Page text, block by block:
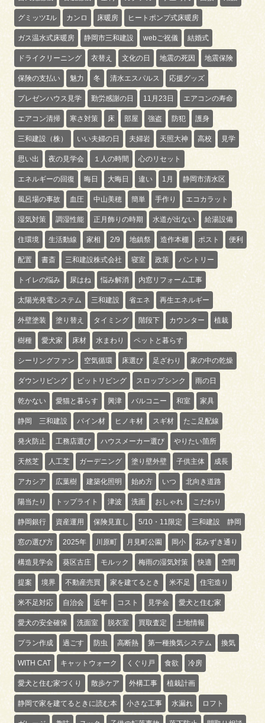
グミッツｴル カンロ 床暖房 ヒートポンプ式床暖房
ガス温水式床暖房 静岡市三和建設 webご祝儀 結婚式
ドライクリーニング 衣替え 文化の日 地震の死因 地震保険
保険の支払い 魅力 冬 清水エスパルス 応援グッズ
プレゼンハウス見学 勤労感謝の日 11月23日 エアコンの寿命
エアコン清掃 寒さ対策 床 部屋 強盗 防犯 護身
三和建設（株） いい夫婦の日 夫婦岩 天照大神 高校 見学
思い出 夜の見学会 １人の時間 心のリセット
エネルギーの回復 晦日 大晦日 違い 1月 静岡市清水区
風呂場の事故 血圧 中山美穂 簡単 手作り エコカラット
湿気対策 調湿性能 正月飾りの時期 水道が出ない 給湯設備
住環境 生活動線 家相 2/9 地鎮祭 造作本棚 ポスト 便利
配置 書斎 三和建設株式会社 寝室 政策 パントリー
トイレの悩み 尿はね 悩み解消 内窓リフォーム工事
太陽光発電システム 三和建設 省エネ 再生エネルギー
外壁塗装 塗り替え タイミング 階段下 カウンター 植栽
樹種 愛犬家 床材 水まわり ペットと暮らす
シーリングファン 空気循環 床選び 足ざわり 家の中の乾燥
ダウンリビング ピットリビング スロップシンク 雨の日
乾かない 愛猫と暮らす 興津 バルコニー 和室 家具
静岡 三和建設 パイン材 ヒノキ材 スギ材 たこ足配線
発火防止 工務店選び ハウスメーカー選び やりたい箇所
天然芝 人工芝 ガーデニング 塗り壁外壁 子供主体 成長
アカシア 広葉樹 建築化照明 始め方 いつ 北向き道路
陽当たり トップライト 津波 洗面 おしゃれ こだわり
静岡銀行 資産運用 保険見直し 5/10・11限定 三和建設 静岡
窓の選び方 2025年 川原町 月見町公園 岡小 花みずき通り
構造見学会 葵区古庄 モルック 梅雨の湿気対策 快適 空間
提案 境界 不動産売買 家を建てるとき 米不足 住宅造り
米不足対応 自治会 近年 コスト 見学会 愛犬と住む家
愛犬の安全確保 洗面室 脱衣室 買取査定 土地情報
プラン作成 過ごす 防虫 高断熱 第一種換気システム 換気
WITH CAT キャットウォーク くぐり戸 食欲 冷房
愛犬と住む家づくり 散歩ケア 外構工事 植栽計画
静岡で家を建てるときに読む本 小さな工事 水漏れ ロフト